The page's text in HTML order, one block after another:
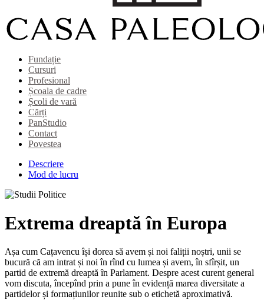
Fundație
Cursuri
Profesional
Școala de cadre
Școli de vară
Cărți
PanStudio
Contact
Povestea
Descriere
Mod de lucru
Extrema dreaptă în Europa
Așa cum Cațavencu își dorea să avem și noi faliții noștri, unii se
bucură că am intrat și noi în rînd cu lumea și avem, în sfîrșit, un
partid de extremă dreaptă în Parlament. Despre acest curent general
vom discuta, începînd prin a pune în evidență marea diversitate a
partidelor și formațiunilor reunite sub o etichetă aproximativă.